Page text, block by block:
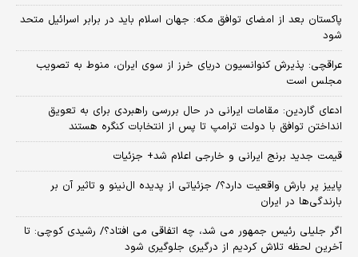
پاکستان بعد از امضای توافق مکه: جهان اسلام باید در برابر اسرائیل متحد
شود
عراقچی: پذیرش کنوانسیون دریای خرز از سوی ایران، منوط به تصویب
مجلس است
ادعای گاردین: مقامات ایرانی در حال بررسی راهبردی برای به تعویق
انداختن توافق با دولت ترامپ تا پس از انتخابات کنگره هستند
قیمت جدید برنج ایرانی و خارجی اعلام شد+ جزئیات
پاییز پر بارش واقعیت دارد؟/ جزئیاتی از پدیده ال‌نینو و تاثیر آن بر
بارندگی‌ها در ایران
اگر جلیلی رئیس جمهور می شد، چه اتفاقی می افتاد؟/ رشیدی کوچی: تا
آخرین لحظه تلاش کردیم از درگیری جلوگیری شود